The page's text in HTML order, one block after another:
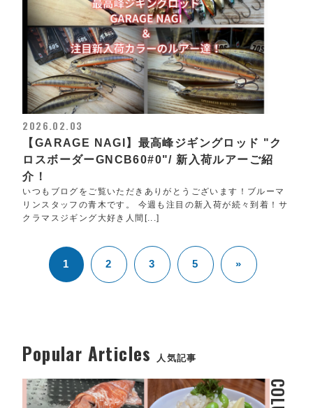
2026.02.03
【GARAGE NAGI】最高峰ジギングロッド "ク
ロスボーダーGNCB60#0"/ 新入荷ルアーご紹
介！
いつもブログをご覧いただきありがとうございます！ブルーマ
リンスタッフの青木です。 今週も注目の新入荷が続々到着！サ
クラマスジギング大好き人間[...]
1 2 3 5 »
Popular Articles 人気記事